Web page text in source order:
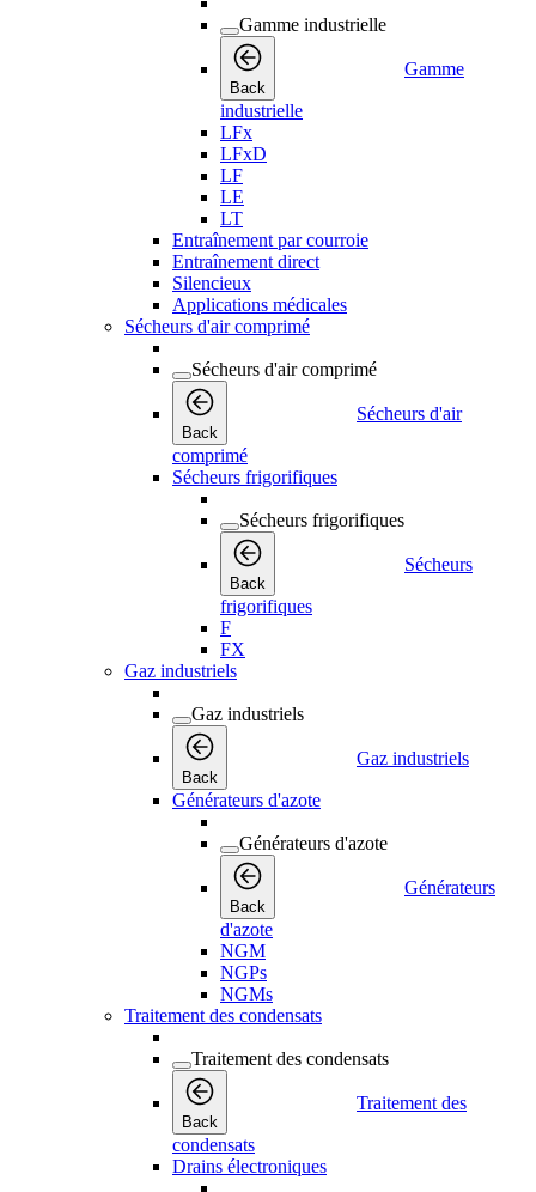
Gamme industrielle
Back
Gamme
industrielle
LFx
LFxD
LF
LE
LT
Entraînement par courroie
Entraînement direct
Silencieux
Applications médicales
Sécheurs d'air comprimé
Sécheurs d'air comprimé
Back
Sécheurs d'air
comprimé
Sécheurs frigorifiques
Sécheurs frigorifiques
Back
Sécheurs
frigorifiques
F
FX
Gaz industriels
Gaz industriels
Back
Gaz industriels
Générateurs d'azote
Générateurs d'azote
Back
Générateurs
d'azote
NGM
NGPs
NGMs
Traitement des condensats
Traitement des condensats
Back
Traitement des
condensats
Drains électroniques